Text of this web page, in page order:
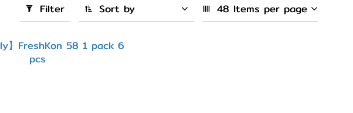
Filter Sort by 48 Items per page